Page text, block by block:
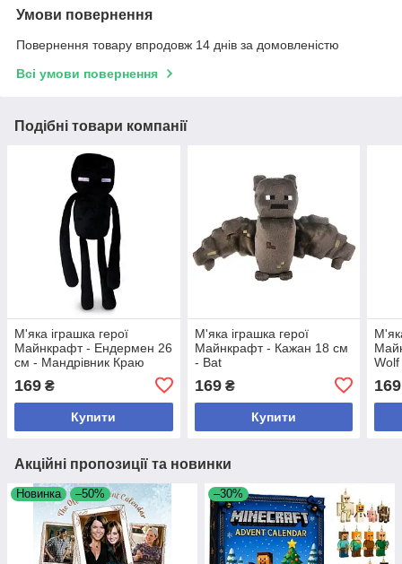
Умови повернення
Повернення товару впродовж 14 днів за домовленістю
Всі умови повернення
Подібні товари компанії
М'яка іграшка герої
Майнкрафт - Ендермен 26
см - Мандрівник Краю
169 ₴
Купити
М'яка іграшка герої
Майнкрафт - Кажан 18 см
- Bat
169₴
Купити
Wolf
169
Акційні пропозиції та новинки
Новинка –50% –30%